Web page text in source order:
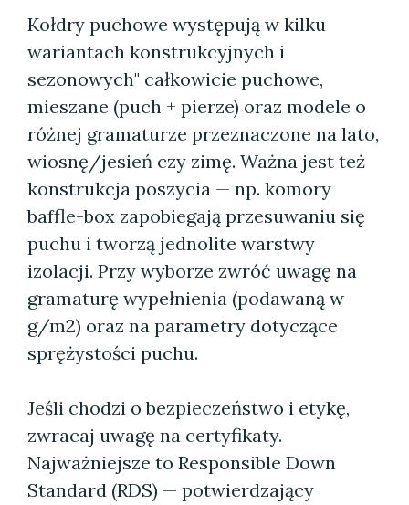
Kołdry puchowe występują w kilku
wariantach konstrukcyjnych i
sezonowych" całkowicie puchowe,
mieszane (puch + pierze) oraz modele o
różnej gramaturze przeznaczone na lato,
wiosnę/jesień czy zimę. Ważna jest też
konstrukcja poszycia — np. komory
baffle-box zapobiegają przesuwaniu się
puchu i tworzą jednolite warstwy
izolacji. Przy wyborze zwróć uwagę na
gramaturę wypełnienia (podawaną w
g/m2) oraz na parametry dotyczące
sprężystości puchu.
Jeśli chodzi o bezpieczeństwo i etykę,
zwracaj uwagę na certyfikaty.
Najważniejsze to Responsible Down
Standard (RDS) — potwierdzający